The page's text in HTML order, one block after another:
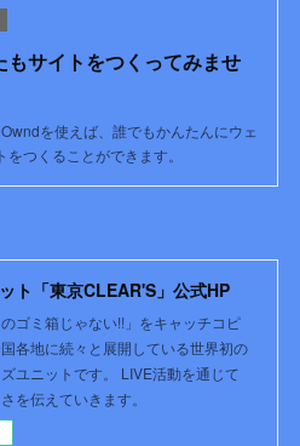
もサイトをつくってみませ
を使えば、誰でもかんたんにウェ
をつくることができます。
ト「東京CLEAR'S」公式HP
のゴミ箱じゃない!!」をキャッチコピ
各地に続々と展開している世界初の
ユニットです。 LIVE活動を通じて
を伝えていきます。